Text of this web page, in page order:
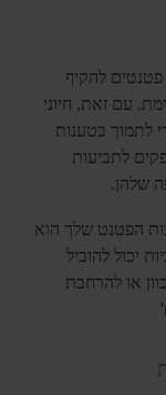
להקיף
עם זאת, חיוני
לתמוך בטענות
לתביעות
שלהן.
הפטנט שלך הוא
יכול להוביל
או להרחבת